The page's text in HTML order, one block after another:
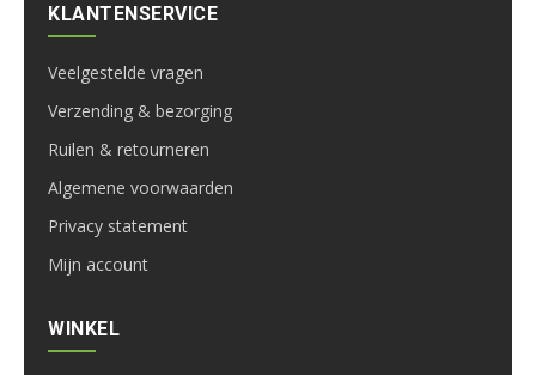
KLANTENSERVICE
Veelgestelde vragen
Verzending & bezorging
Ruilen & retourneren
Algemene voorwaarden
Privacy statement
Mijn account
WINKEL